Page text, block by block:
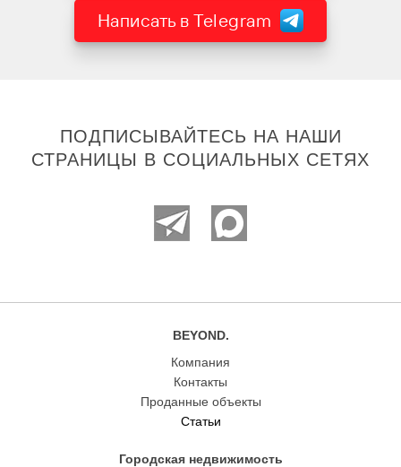
Написать в Telegram
ПОДПИСЫВАЙТЕСЬ НА НАШИ
СТРАНИЦЫ В СОЦИАЛЬНЫХ СЕТЯХ
BEYOND.
Компания
Контакты
Проданные объекты
Статьи
Городская недвижимость